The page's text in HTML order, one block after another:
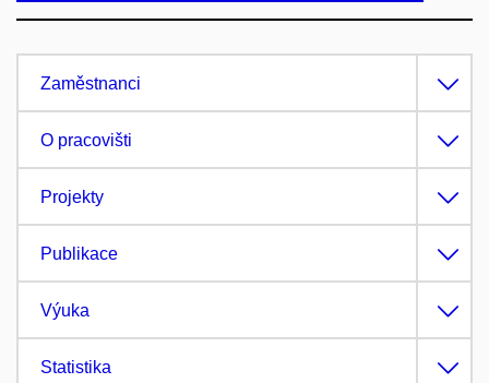
Zaměstnanci
O pracovišti
Projekty
Publikace
Výuka
Statistika